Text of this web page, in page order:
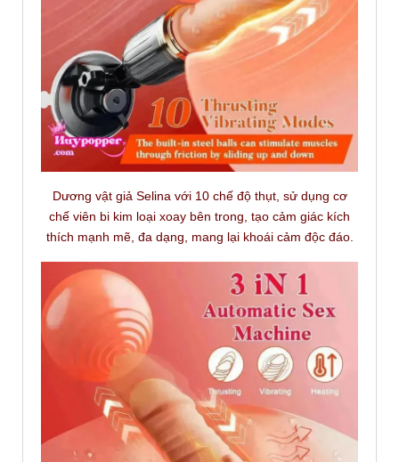
Dương vật giả Selina với 10 chế độ thụt, sử dụng cơ
chế viên bi kim loại xoay bên trong, tạo cảm giác kích
thích mạnh mẽ, đa dạng, mang lại khoái cảm độc đáo.